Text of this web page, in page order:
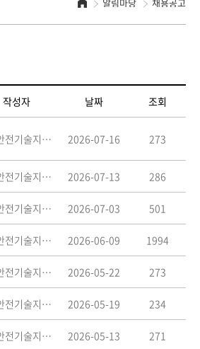
작성자 날짜 조회
백신안전기술지원센터 2026-07-16 273
백신안전기술지원센터 2026-07-13 286
백신안전기술지원센터 2026-07-03 501
백신안전기술지원센터 2026-06-09 1994
백신안전기술지원센터 2026-05-22 273
백신안전기술지원센터 2026-05-19 234
백신안전기술지원센터 2026-05-13 271